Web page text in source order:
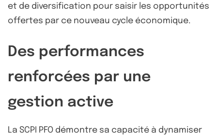
et de diversification pour saisir les opportunités
offertes par ce nouveau cycle économique.
Des performances
renforcées par une
gestion active
La SCPI PFO démontre sa capacité à dynamiser